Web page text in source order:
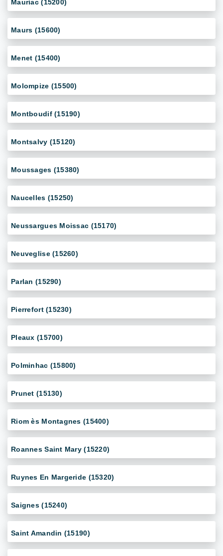
Mauriac (15200)
Maurs (15600)
Menet (15400)
Molompize (15500)
Montboudif (15190)
Montsalvy (15120)
Moussages (15380)
Naucelles (15250)
Neussargues Moissac (15170)
Neuveglise (15260)
Parlan (15290)
Pierrefort (15230)
Pleaux (15700)
Polminhac (15800)
Prunet (15130)
Riom ès Montagnes (15400)
Roannes Saint Mary (15220)
Ruynes En Margeride (15320)
Saignes (15240)
Saint Amandin (15190)